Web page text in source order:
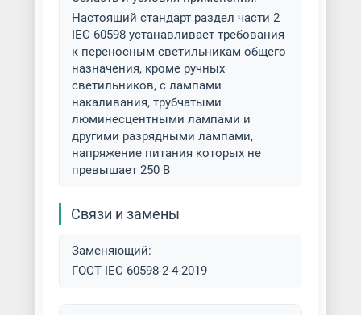
Настоящий стандарт раздел части 2
IEC 60598 устанавливает требования
к переносным светильникам общего
назначения, кроме ручных
светильников, с лампами
накаливания, трубчатыми
люминесцентными лампами и
другими разрядными лампами,
напряжение питания которых не
превышает 250 В
Связи и замены
Заменяющий:
ГОСТ IEC 60598-2-4-2019